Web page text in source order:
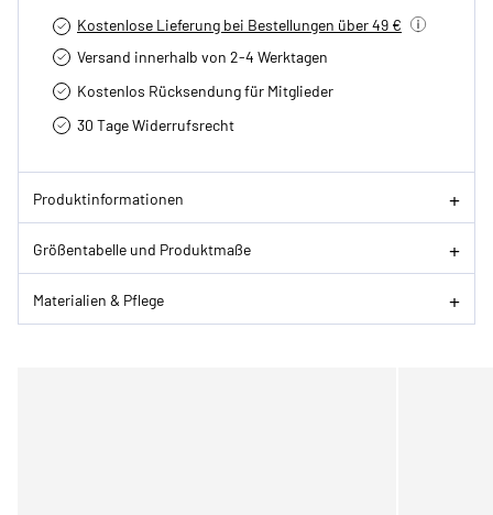
Kostenlose Lieferung bei Bestellungen über 49 €
Versand innerhalb von 2-4 Werktagen
Kostenlos Rücksendung für Mitglieder
30 Tage Widerrufsrecht
Produktinformationen
Größentabelle und Produktmaße
Materialien & Pflege